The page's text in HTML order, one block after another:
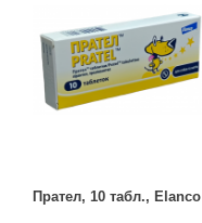
Прател, 10 табл., Elanco